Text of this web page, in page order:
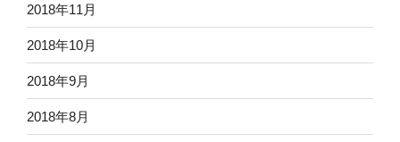
2018年11月
2018年10月
2018年9月
2018年8月